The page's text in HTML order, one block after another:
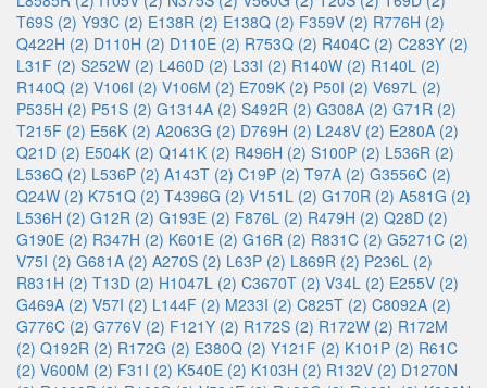
T69S (2) Y93C (2) E138R (2) E138Q (2) F359V (2) R776H (2)
Q422H (2) D110H (2) D110E (2) R753Q (2) R404C (2) C283Y (2)
L31F (2) S252W (2) L460D (2) L33I (2) R140W (2) R140L (2)
R140Q (2) V106I (2) V106M (2) E709K (2) P50I (2) V697L (2)
P535H (2) P51S (2) G1314A (2) S492R (2) G308A (2) G71R (2)
T215F (2) E56K (2) A2063G (2) D769H (2) L248V (2) E280A (2)
Q21D (2) E504K (2) Q141K (2) R496H (2) S100P (2) L536R (2)
L536Q (2) L536P (2) A143T (2) C19P (2) T97A (2) G3556C (2)
Q24W (2) K751Q (2) T4396G (2) V151L (2) G170R (2) A581G (2)
L536H (2) G12R (2) G193E (2) F876L (2) R479H (2) Q28D (2)
G190E (2) R347H (2) K601E (2) G16R (2) R831C (2) G5271C (2)
V75I (2) G681A (2) A270S (2) L63P (2) L869R (2) P236L (2)
R831H (2) T13D (2) H1047L (2) C3670T (2) V34L (2) E255V (2)
G469A (2) V57I (2) L144F (2) M233I (2) C825T (2) C8092A (2)
G776C (2) G776V (2) F121Y (2) R172S (2) R172W (2) R172M
(2) Q192R (2) R172G (2) E380Q (2) Y121F (2) K101P (2) R61C
(2) V600M (2) F31I (2) K540E (2) K103H (2) R132V (2) D1270N